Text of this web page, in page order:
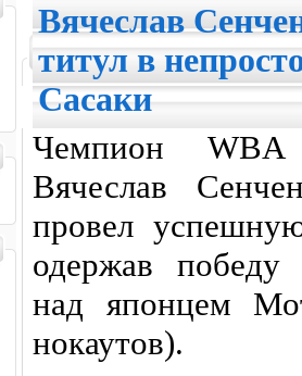
Вячеслав
титул в
Сасаки
Чемпион
Вячеслав
провел
одержав победу
над японцем
нокаутов).